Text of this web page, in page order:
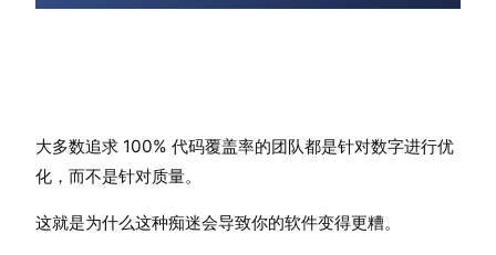
大多数追求 100% 代码覆盖率的团队都是针对数字进行优
化，而不是针对质量。
这就是为什么这种痴迷会导致你的软件变得更糟。